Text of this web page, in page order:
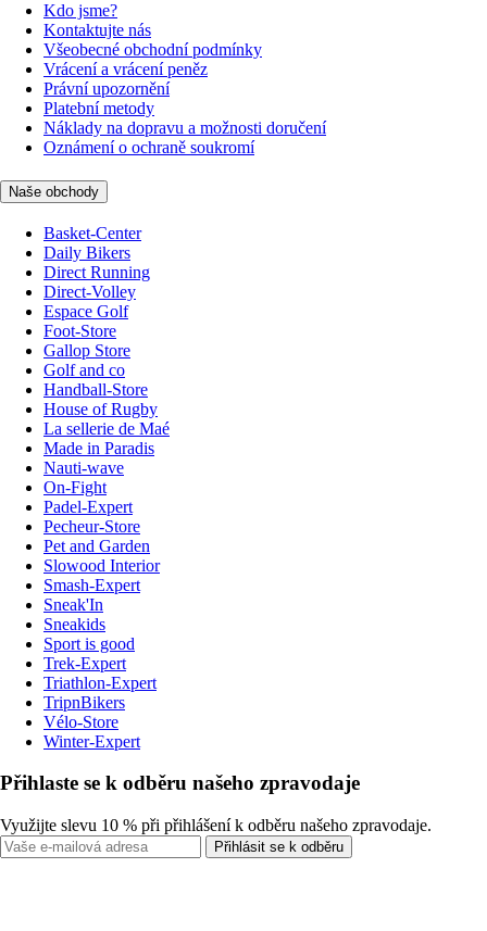
Kdo jsme?
Kontaktujte nás
Všeobecné obchodní podmínky
Vrácení a vrácení peněz
Právní upozornění
Platební metody
Náklady na dopravu a možnosti doručení
Oznámení o ochraně soukromí
Naše obchody
Basket-Center
Daily Bikers
Direct Running
Direct-Volley
Espace Golf
Foot-Store
Gallop Store
Golf and co
Handball-Store
House of Rugby
La sellerie de Maé
Made in Paradis
Nauti-wave
On-Fight
Padel-Expert
Pecheur-Store
Pet and Garden
Slowood Interior
Smash-Expert
Sneak'In
Sneakids
Sport is good
Trek-Expert
Triathlon-Expert
TripnBikers
Vélo-Store
Winter-Expert
Přihlaste se k odběru našeho zpravodaje
Využijte slevu 10 % při přihlášení k odběru našeho zpravodaje.
Přihlásit se k odběru